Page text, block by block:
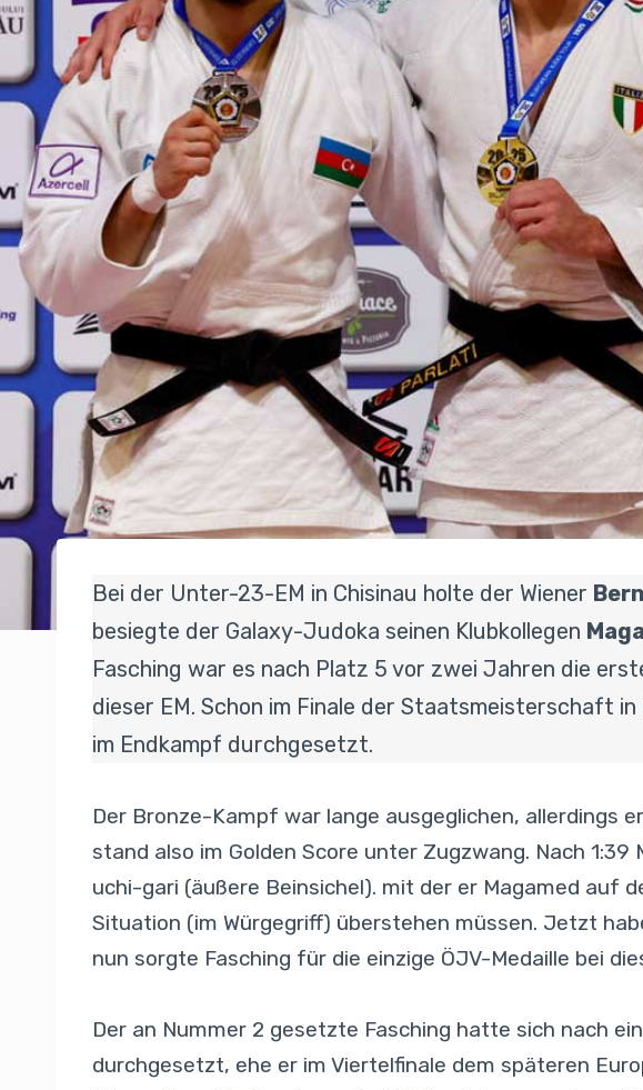
Bei der Unter-23-EM in Chisinau holte der Wiener
besiegte der Galaxy-Judoka seinen Klubkollegen
Fasching war es nach Platz 5 vor zwei Jahren die
dieser EM. Schon im Finale der Staatsmeisterschaft
im Endkampf durchgesetzt.
Der Bronze-Kampf war lange ausgeglichen, allerdings
stand also im Golden Score unter Zugzwang. Nach
uchi-gari (äußere Beinsichel). mit der er Magamed auf
Situation (im Würgegriff) überstehen müssen. Jetzt
nun sorgte Fasching für die einzige ÖJV-Medaille bei
Der an Nummer 2 gesetzte Fasching hatte sich nach
durchgesetzt, ehe er im Viertelfinale dem späteren